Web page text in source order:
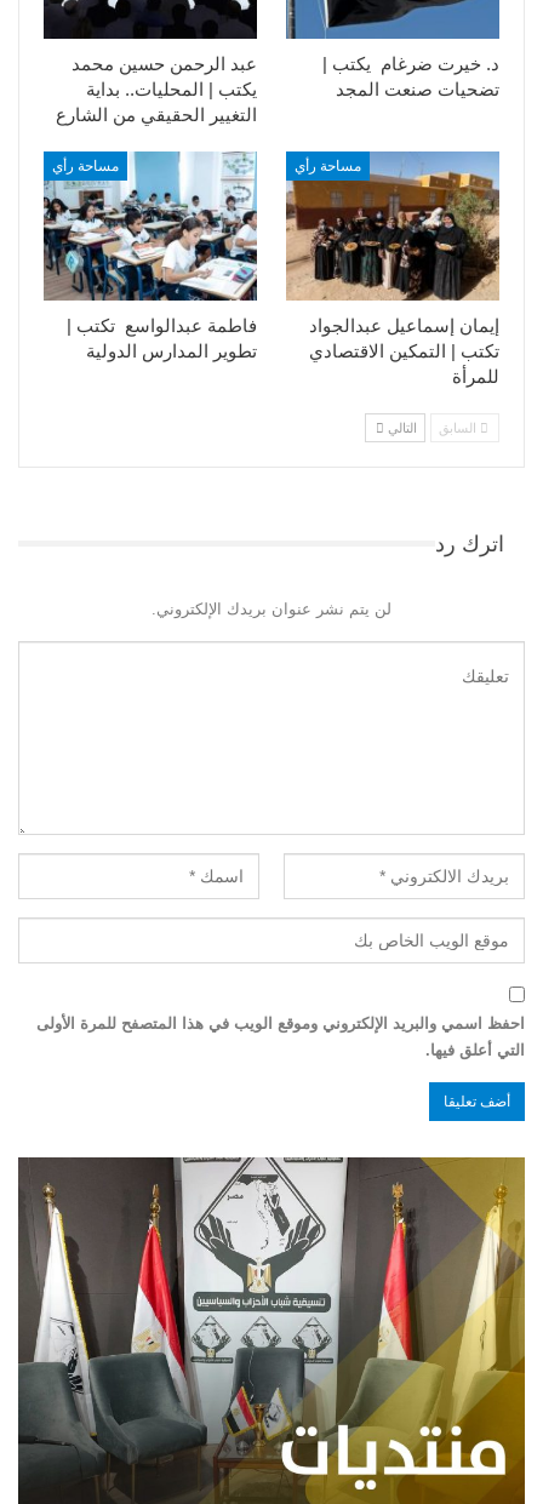
عبد الرحمن حسين محمد
يكتب | المحليات.. بداية
التغيير الحقيقي من الشارع
د. خيرت ضرغام يكتب |
تضحيات صنعت المجد
مساحة رأي
فاطمة عبدالواسع تكتب |
تطوير المدارس الدولية
مساحة رأي
إيمان إسماعيل عبدالجواد
تكتب | التمكين الاقتصادي
للمرأة
السابق التالي
اترك رد
لن يتم نشر عنوان بريدك الإلكتروني.
احفظ اسمي والبريد الإلكتروني وموقع الويب في هذا المتصفح للمرة الأولى
التي أعلق فيها.